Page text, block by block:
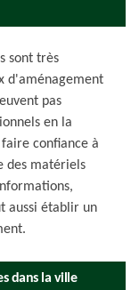
sont très
d'aménagement
pas
en la
confiance à
des matériels
aussi établir un
dans la ville